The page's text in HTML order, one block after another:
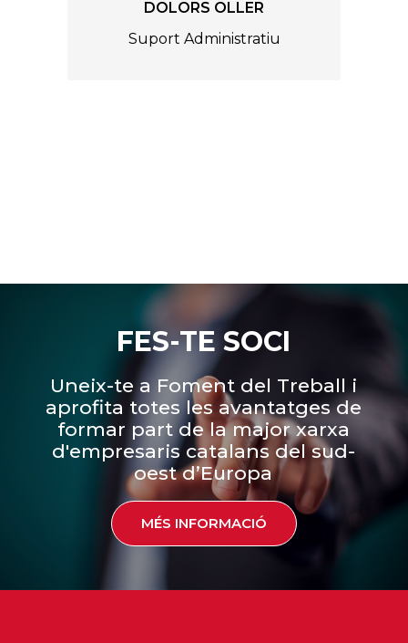
DOLORS OLLER
Suport Administratiu
FES-TE SOCI
Uneix-te a Foment del Treball i
aprofita totes les avantatges de
formar part de la major xarxa
d'empresaris catalans del sud-
oest d’Europa
MÉS INFORMACIÓ